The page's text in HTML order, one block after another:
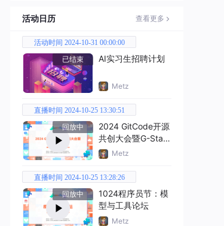
活动日历 查看更多
活动时间 2024-10-31 00:00:00
已结束
AI实习生招聘计划
Metz
直播时间 2024-10-25 13:30:51
回放中
2024 GitCode开源
共创大会暨G-Star
嘉年华
Metz
直播时间 2024-10-25 13:28:26
回放中
1024程序员节：模
型与工具论坛
Metz